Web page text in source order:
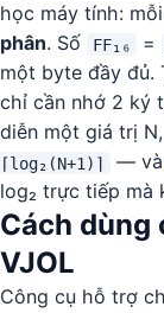
học máy tính:
phân. Số FF₁₆ =
một byte đầy đủ.
chỉ cần nhớ 2 ký
diễn một giá trị
⌈log₂(N+1)⌉
—
log₂ trực tiếp mà
Cách dùng
VJOL
Công cụ hỗ trợ